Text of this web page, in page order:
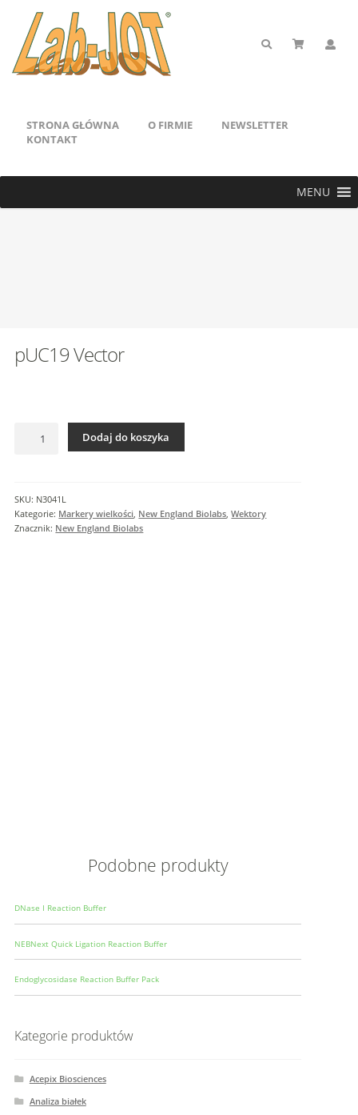
STRONA GŁÓWNA O FIRMIE
NEWSLETTER
KONTAKT
MENU
pUC19 Vector
pUC19
Dodaj do koszyka
SKU: N3041L
Kategorie: Markery wielkości New England Biolabs ,Wektory
Znacznik: New England Biolabs
Podobne produkty
DNase I Reaction Buffer
NEBNext Quick Ligation Reaction Buffer
Endoglycosidase Reaction Buffer Pack
Kategorie produktów
Acepix Biosciences
Analiza białek